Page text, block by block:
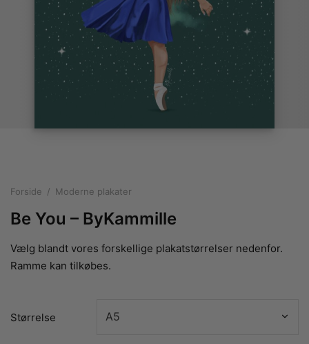
Forside / Moderne plakater
Be You – ByKammille
Vælg blandt vores forskellige plakatstørrelser nedenfor.
Ramme kan tilkøbes.
Størrelse
plakater
i pastelfarver
plakater
til sommerhuset
plakater
med kvinder